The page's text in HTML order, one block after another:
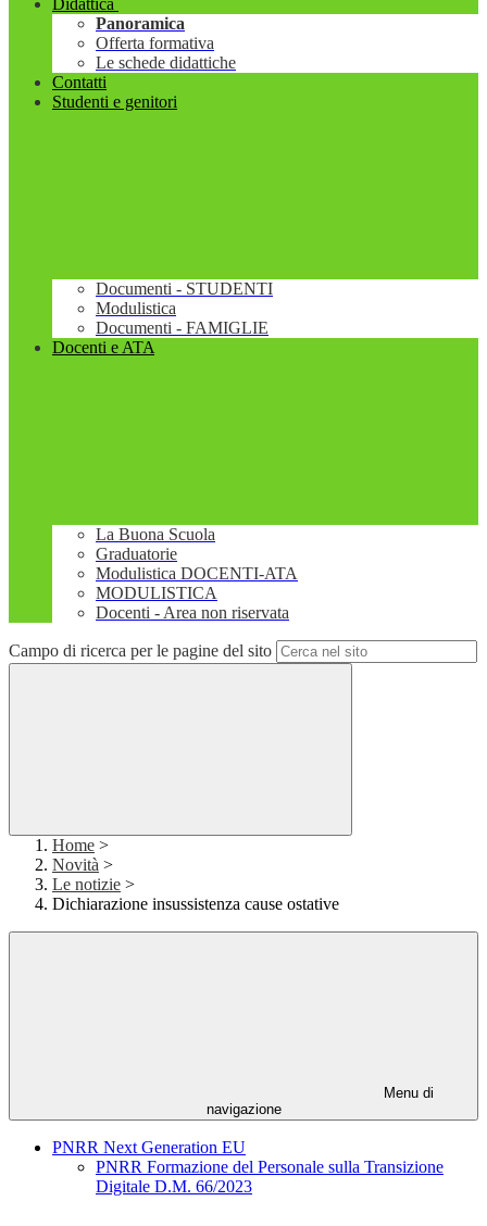
Didattica
Panoramica
Offerta formativa
Le schede didattiche
Contatti
Studenti e genitori
Documenti - STUDENTI
Modulistica
Documenti - FAMIGLIE
Docenti e ATA
La Buona Scuola
Graduatorie
Modulistica DOCENTI-ATA
MODULISTICA
Docenti - Area non riservata
Campo di ricerca per le pagine del sito
Home >
Novità >
Le notizie >
Dichiarazione insussistenza cause ostative
Menu di
navigazione
PNRR Next Generation EU
PNRR Formazione del Personale sulla Transizione
Digitale D.M. 66/2023